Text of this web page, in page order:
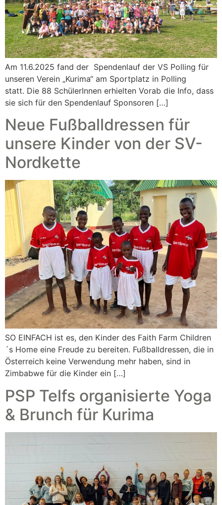
Am 11.6.2025 fand der Spendenlauf der VS Polling für
unseren Verein „Kurima“ am Sportplatz in Polling
statt. Die 88 SchülerInnen erhielten Vorab die Info, dass
sie sich für den Spendenlauf Sponsoren […]
Neue Fußballdressen für
unsere Kinder von der SV-
Nordkette
SO EINFACH ist es, den Kinder des Faith Farm Children
´s Home eine Freude zu bereiten. Fußballdressen, die in
Österreich keine Verwendung mehr haben, sind in
Zimbabwe für die Kinder ein […]
PSP Telfs organisierte Yoga
& Brunch für Kurima